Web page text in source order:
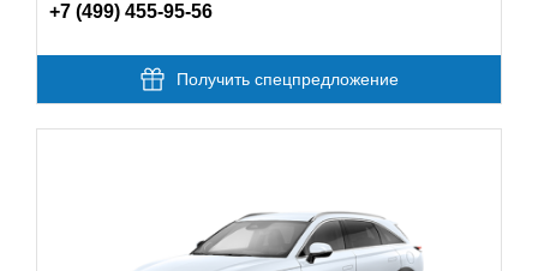
+7 (499) 455-95-56
Получить спецпредложение